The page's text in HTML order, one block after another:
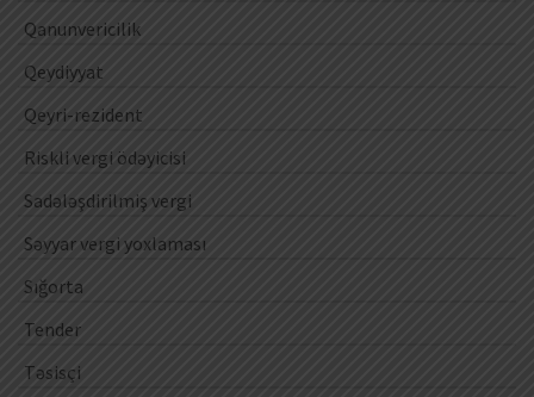
Qanunvericilik
Qeydiyyat
Qeyri-rezident
Riskli vergi ödəyicisi
Sadələşdirilmiş vergi
Səyyar vergi yoxlaması
Sığorta
Tender
Təsisçi